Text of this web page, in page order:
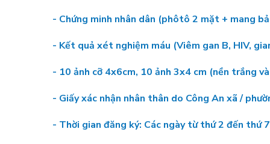
- Chứng minh nhân dân (phôtô 2 mặt + mang
- Kết quả xét nghiệm máu (Viêm gan B, HIV,
- 10 ảnh cỡ 4x6cm, 10 ảnh 3x4 cm (nền trắng
- Giấy xác nhận nhân thân do Công An xã /
- Thời gian đăng ký: Các ngày từ thứ 2 đến thứ